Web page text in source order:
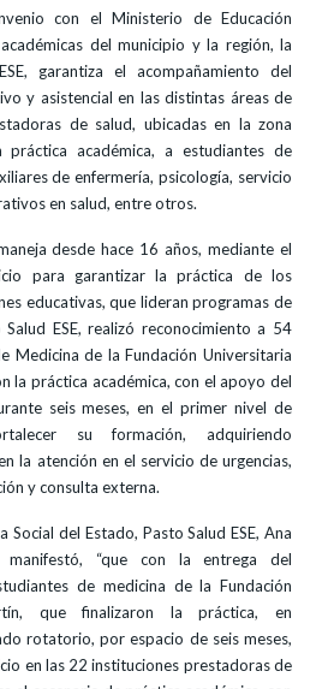
con el Ministerio de Educación
del municipio y la región, la
garantiza el acompañamiento del
y asistencial en las distintas áreas de
de salud, ubicadas en la zona
académica, a estudiantes de
de enfermería, psicología, servicio
en salud, entre otros.
desde hace 16 años, mediante el
para garantizar la práctica de los
educativas, que lideran programas de
ESE, realizó reconocimiento a 54
Medicina de la Fundación Universitaria
la práctica académica, con el apoyo del
seis meses, en el primer nivel de
su formación, adquiriendo
la atención en el servicio de urgencias,
y consulta externa.
Social del Estado, Pasto Salud ESE, Ana
manifestó, “que con la entrega del
de medicina de la Fundación
que finalizaron la práctica, en
rotatorio, por espacio de seis meses,
en las 22 instituciones prestadoras de